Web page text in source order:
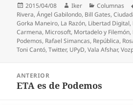
Publicado
el
2015/04/08 Autor
Iker Categorías
Columnas
Rivera,Ángel Gabilondo, Bill Gates,
Gorka Maneiro, La Razón, Libertad Digital,
Carmena, Microsoft, Mortadelo y Filemón,
Podemos, Rafael Simancas, República,
Toni Cantó,Twitter, UPyD,Vala Afshar,
entradas
ANTERIOR
Entrada
ETA es de Podemos